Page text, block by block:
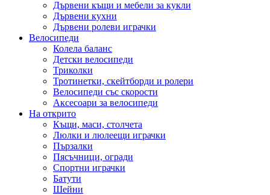
Дървени къщи и мебели за кукли
Дървени кухни
Дървени ролеви играчки
Велосипеди
Колела баланс
Детски велосипеди
Триколки
Тротинетки, скейтборди и ролери
Велосипеди със скорости
Аксесоари за велосипеди
На открито
Къщи, маси, столчета
Люлки и люлеещи играчки
Пързалки
Пясъчници, огради
Спортни играчки
Батути
Шейни